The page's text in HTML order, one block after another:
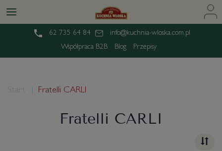
62 735 64 84
info@kuchnia-wloska.com.pl
Współpraca B2B
Blog Przepisy
Start Fratelli CARLI
Fratelli CARLI